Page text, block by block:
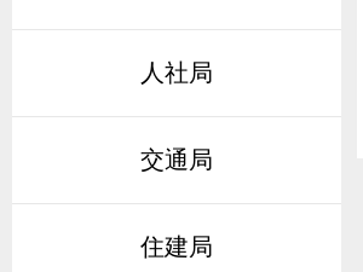
人社局
交通局
住建局